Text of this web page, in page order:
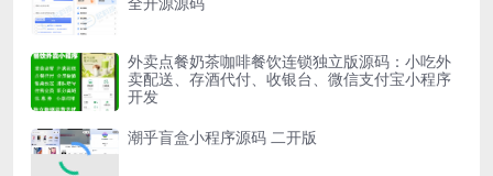
外卖点餐奶茶咖啡餐饮连锁独立版源码：小吃外
卖配送、存酒代付、收银台、微信支付宝小程序
开发
潮乎盲盒小程序源码 二开版